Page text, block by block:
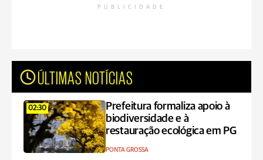
PUBLICIDADE
ÚLTIMAS NOTÍCIAS
02:30
Prefeitura formaliza apoio à
biodiversidade e à
restauração ecológica em PG
PONTA GROSSA